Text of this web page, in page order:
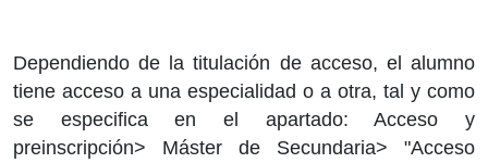
Dependiendo de la titulación de acceso, el alumno
tiene acceso a una especialidad o a otra, tal y como
se especifica en el apartado: Acceso y
preinscripción> Máster de Secundaria> "Acceso